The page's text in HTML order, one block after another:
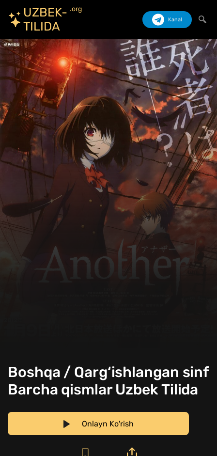
UZBEK-
TILIDA
.org
Kanal
Izlash
Boshqa / Qarg‘ishlangan sinf
Barcha qismlar Uzbek Tilida
Onlayn Ko'rish